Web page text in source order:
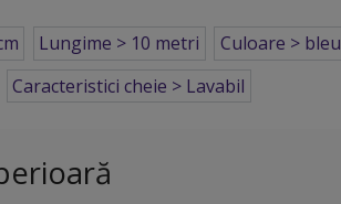
Lungime > 10 metri Culoare > bleu
Caracteristici cheie > Lavabil